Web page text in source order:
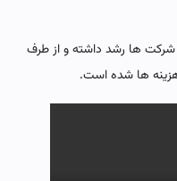
شرکت ها رشد داشته و از طرف
ها شده است.